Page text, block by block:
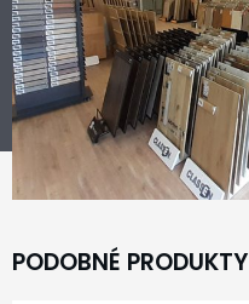
PODOBNÉ PRODUKTY